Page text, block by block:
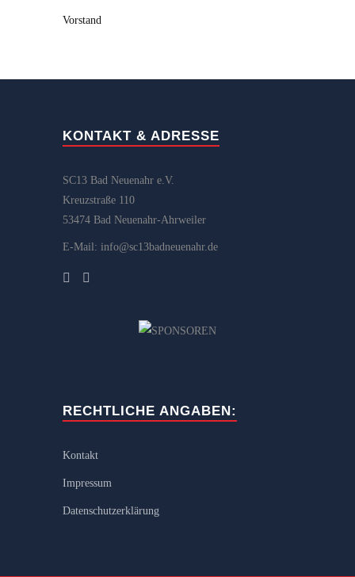
Vorstand
KONTAKT & ADRESSE
SC13 Bad Neuenahr e.V.
Kreuzstraße 110
53474 Bad Neuenahr-Ahrweiler
E-Mail: info@sc13badneuenahr.de
RECHTLICHE ANGABEN:
Kontakt
Impressum
Datenschutzerklärung